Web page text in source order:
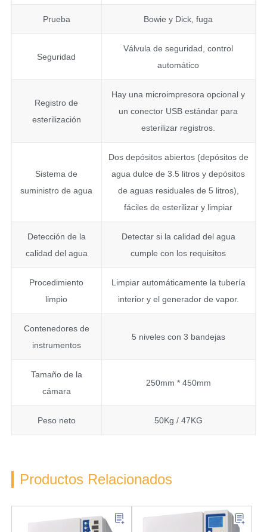
Prueba Bowie y Dick, fuga
Seguridad
Válvula de seguridad, control
automático
Registro de
esterilización
Hay una microimpresora opcional y
un conector USB estándar para
esterilizar registros.
Sistema de
suministro de agua
Dos depósitos abiertos (depósitos de
agua dulce de 3.5 litros y depósitos
de aguas residuales de 5 litros),
fáciles de esterilizar y limpiar
Detección de la
calidad del agua
Detectar si la calidad del agua
cumple con los requisitos
Procedimiento
limpio
Limpiar automáticamente la tubería
interior y el generador de vapor.
Contenedores de
instrumentos
5 niveles con 3 bandejas
Tamaño de la
cámara
250mm * 450mm
Peso neto 50Kg / 47KG
Productos Relacionados